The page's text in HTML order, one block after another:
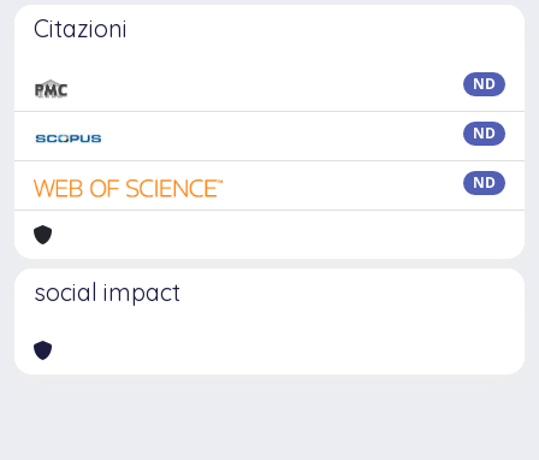
Citazioni
ND
ND
ND
social impact